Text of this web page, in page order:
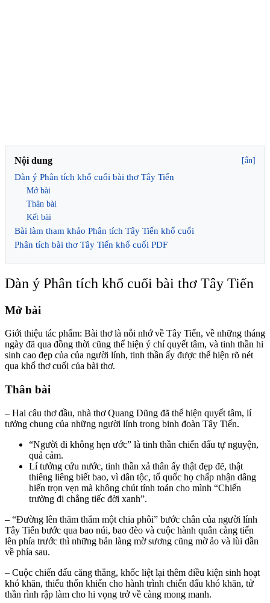
Nội dung [ẩn]
Dàn ý Phân tích khổ cuối bài thơ Tây Tiến
Mở bài
Thân bài
Kết bài
Bài làm tham khảo Phân tích Tây Tiến khổ cuối
Phân tích bài thơ Tây Tiến khổ cuối PDF
Dàn ý Phân tích khổ cuối bài thơ Tây Tiến
Mở bài
Giới thiệu tác phẩm: Bài thơ là nỗi nhớ về Tây Tiến, về những tháng
ngày đã qua đồng thời cũng thể hiện ý chí quyết tâm, và tinh thần hi
sinh cao đẹp của của người lính, tinh thần ấy được thể hiện rõ nét
qua khổ thơ cuối của bài thơ.
Thân bài
– Hai câu thơ đầu, nhà thơ Quang Dũng đã thể hiện quyết tâm, lí
tưởng chung của những người lính trong binh đoàn Tây Tiến.
“Người đi không hẹn ước” là tinh thần chiến đấu tự nguyện,
quả cảm.
Lí tưởng cứu nước, tinh thần xả thân ấy thật đẹp đẽ, thật
thiêng liêng biết bao, vì dân tộc, tổ quốc họ chấp nhận dâng
hiến trọn vẹn mà không chút tính toán cho mình “Chiến
trường đi chẳng tiếc đời xanh”.
– “Đường lên thăm thẳm một chia phôi” bước chân của người lính
Tây Tiến bước qua bao núi, bao đèo và cuộc hành quân càng tiến
lên phía trước thì những bản làng mờ sương cũng mờ ảo và lùi dần
về phía sau.
– Cuộc chiến đấu căng thẳng, khốc liệt lại thêm điều kiện sinh hoạt
khó khăn, thiếu thốn khiến cho hành trình chiến đấu khó khăn, tử
thần rình rập làm cho hi vọng trở về càng mong manh.